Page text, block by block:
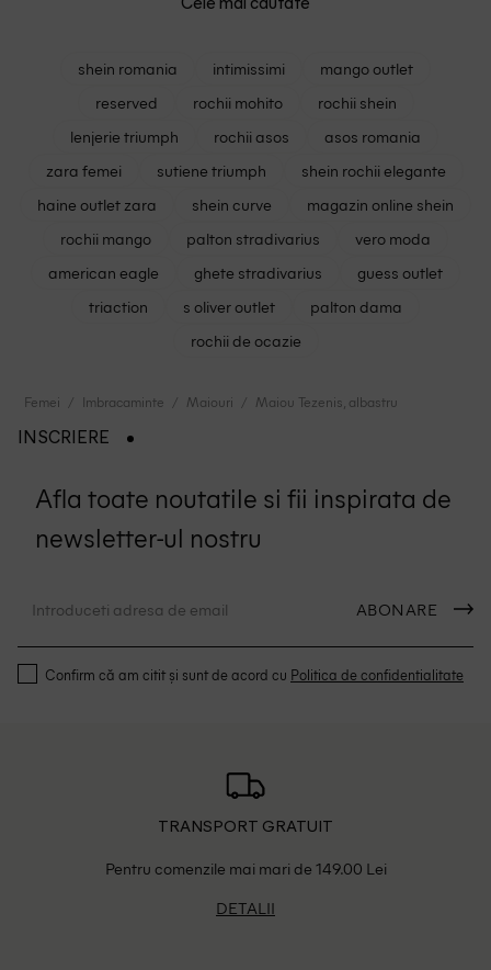
Cele mai cautate
shein romania intimissimi
mango outlet
reserved
rochii mohito
rochii shein
lenjerie triumph
rochii asos
asos romania
zara femei
sutiene triumph
shein rochii elegante
haine outlet zara
shein curve
magazin online shein
rochii mango
palton stradivarius
vero moda
american eagle
ghete stradivarius
guess outlet
triaction
s oliver outlet
palton dama
rochii de ocazie
Femei Imbracaminte Maiouri Maiou Tezenis, albastru
INSCRIERE
Afla toate noutatile si fii inspirata de
newsletter-ul nostru
ABONARE
Confirm că am citit și sunt de acord cu Politica de confidentialitate
TRANSPORT GRATUIT
Pentru comenzile mai mari de 149.00 Lei
DETALII